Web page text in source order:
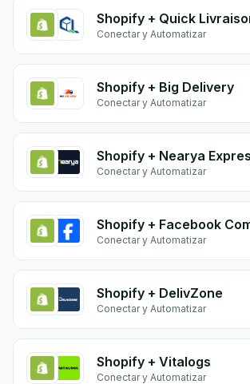
Shopify + Quick
Conectar y Automatizar
Shopify + Big Delivery
Conectar y Automatizar
Shopify + Nearya
Conectar y Automatizar
Shopify + Facebook
Conectar y Automatizar
Shopify + DelivZone
Conectar y Automatizar
Shopify + Vitalogs
Conectar y Automatizar